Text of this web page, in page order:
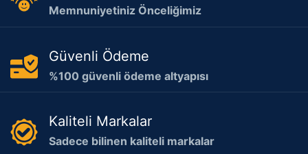
Memnuniyetiniz Önceliğimiz
Güvenli Ödeme
%100 güvenli ödeme altyapısı
Kaliteli Markalar
Sadece bilinen kaliteli markalar